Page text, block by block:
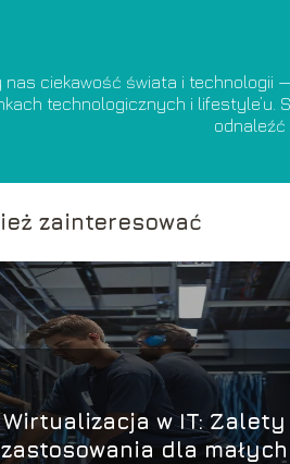
nas ciekawość świata i technologii
technologicznych i lifestyle’u.
odnaleźć
zainteresować
Wirtualizacja w IT: Zalety
zastosowania dla